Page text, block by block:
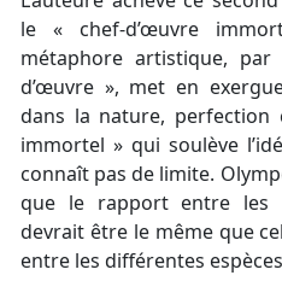
le « chef-d’œuvre
métaphore artistique,
d’œuvre », met en
dans la nature, perfection
immortel » qui soulève
connaît pas de limite.
que le rapport entre les
devrait être le même que
entre les différentes